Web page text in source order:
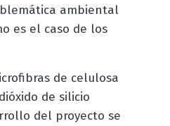
ambiental
es el caso de los
de celulosa
de silicio
del proyecto se